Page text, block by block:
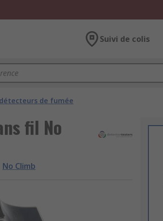
Suivi de colis
de fumée
fil No
No Climb